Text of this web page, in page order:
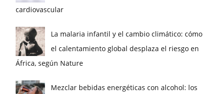
cardiovascular
La malaria infantil y el cambio climático: cómo
el calentamiento global desplaza el riesgo en
África, según Nature
Mezclar bebidas energéticas con alcohol: los